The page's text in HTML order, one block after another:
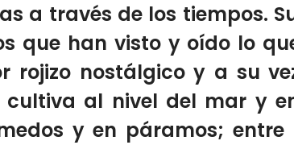
a través de los tiempos.
que han visto y oído lo
rojizo nostálgico y a su
al nivel del mar y
y en páramos; entre